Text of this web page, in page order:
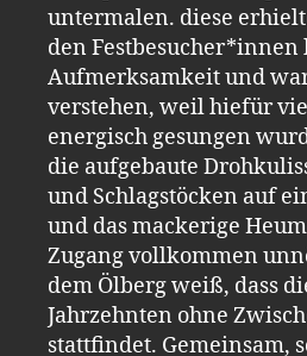
untermalen. diese
den
Aufmerksamkeit und
verstehen, weil hiefür
energisch gesungen
die aufgebaute
und Schlagstöcken auf
und das mackerige
Zugang vollkommen
dem Ölberg weiß, dass
Jahrzehnten ohne
stattfindet. Gemeinsam,